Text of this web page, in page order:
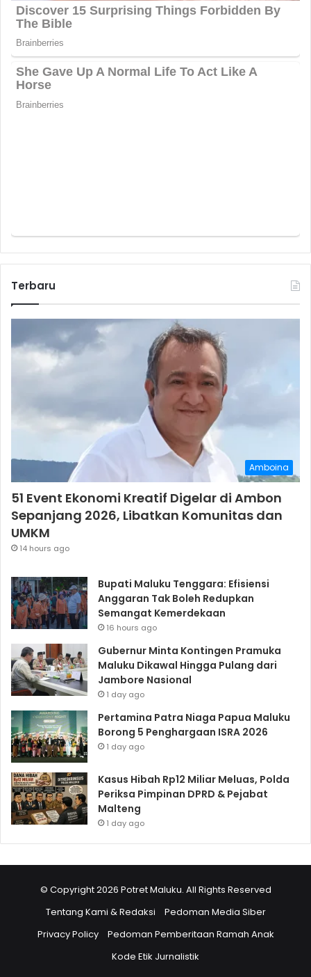
Terbaru
Amboina
51 Event Ekonomi Kreatif Digelar di Ambon
Sepanjang 2026, Libatkan Komunitas dan
UMKM
14 hours ago
Bupati Maluku Tenggara: Efisiensi
Anggaran Tak Boleh Redupkan
Semangat Kemerdekaan
16 hours ago
Gubernur Minta Kontingen Pramuka
Maluku Dikawal Hingga Pulang dari
Jambore Nasional
1 day ago
Pertamina Patra Niaga Papua Maluku
Borong 5 Penghargaan ISRA 2026
1 day ago
Kasus Hibah Rp12 Miliar Meluas, Polda
Periksa Pimpinan DPRD & Pejabat
Malteng
1 day ago
© Copyright 2026 Potret Maluku. All Rights Reserved
Tentang Kami & Redaksi
Pedoman Media Siber
Privacy Policy
Pedoman Pemberitaan Ramah Anak
Kode Etik Jurnalistik